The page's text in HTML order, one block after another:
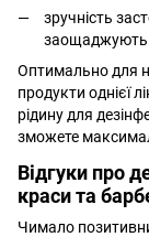
зручність
заощаджують
Оптимально для
продукти однієї
рідину для
зможете
Відгуки про
краси та
Чимало